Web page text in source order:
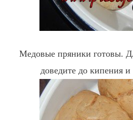
Медовые пряники готовы.
доведите до кипения